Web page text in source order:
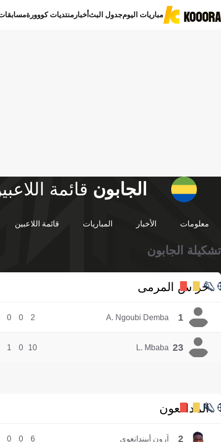
مباريات اليومجدول البثأخبار منتديات كووورة
الجابون قائمة
معلومات الأخبار المباريات قائمة اللاعبين
تشكيلة الجابون
حراس المرمى
1
A. Ngoubi Demba
2
0
0
23
L. Mbaba
10
0
1
المدافعون
2 آرون أبيندانغوي 6
0
0